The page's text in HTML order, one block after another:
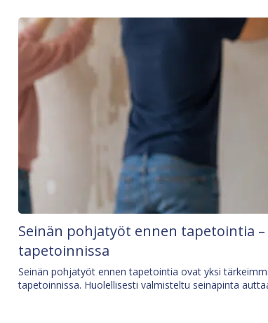
Seinän pohjatyöt ennen tapetointia
tapetoinnissa
Seinän pohjatyöt ennen tapetointia ovat yksi
tapetoinnissa. Huolellisesti valmisteltu seinäpinta